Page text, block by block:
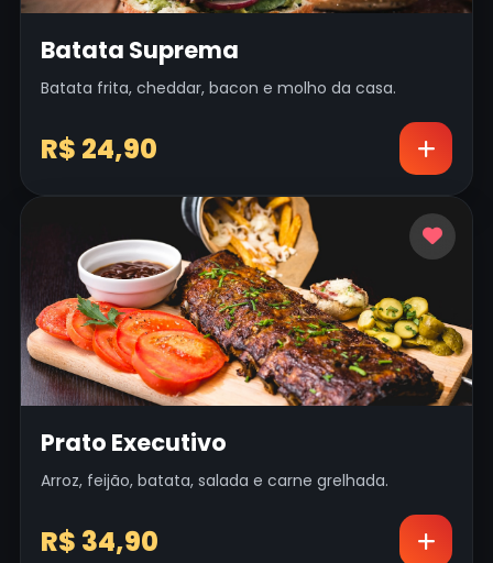
Batata Suprema
Batata frita, cheddar, bacon e molho da casa.
R$ 24,90
Prato Executivo
Arroz, feijão, batata, salada e carne grelhada.
R$ 34,90